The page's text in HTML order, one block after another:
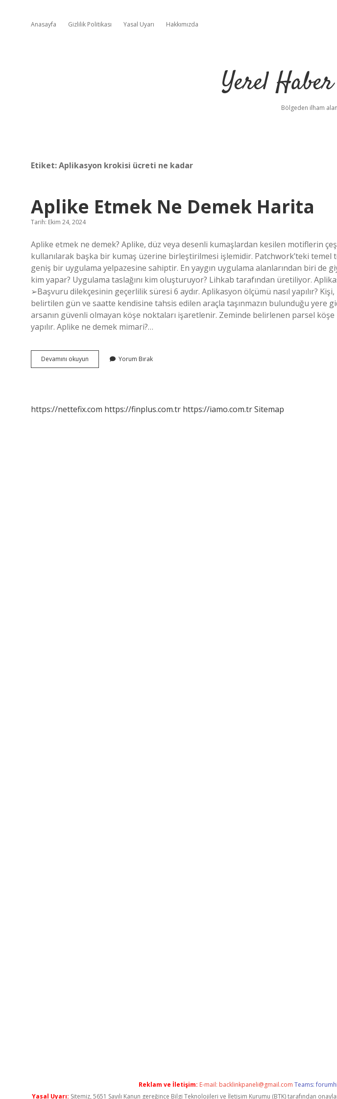
Anasayfa Gizlilik Politikası Yasal Uyarı Hakkımızda
Yerel
Bölgeden ilham
Etiket:Aplikasyon krokisi ücreti ne kadar
Aplike Etmek Ne Demek Harita
Tarih: Ekim 24, 2024
Aplike etmek ne demek? Aplike, düz veya desenli kumaşlardan kesilen motiflerin
kullanılarak başka bir kumaş üzerine birleştirilmesi işlemidir. Patchwork’teki
geniş bir uygulama yelpazesine sahiptir. En yaygın uygulama alanlarından biri de
kim yapar? Uygulama taslağını kim oluşturuyor? Lihkab tarafından üretiliyor.
➢Başvuru dilekçesinin geçerlilik süresi 6 aydır. Aplikasyon ölçümü nasıl yapılır?
belirtilen gün ve saatte kendisine tahsis edilen araçla taşınmazın bulunduğu yere
arsanın güvenli olmayan köşe noktaları işaretlenir. Zeminde belirlenen parsel
yapılır. Aplike ne demek mimari?…
Devamını okuyun
Etmek
Yorum Bırak
https://nettefix.com https://finplus.com.tr https://iamo.com.trSitemap
Reklam ve İletişim: E-mail: backlinkpaneli@gmail.com Teams:
Yasal Uyarı: Sitemiz, 5651 Sayılı Kanun gereğince Bilgi Teknolojileri ve İletişim Kurumu (BTK) tarafından